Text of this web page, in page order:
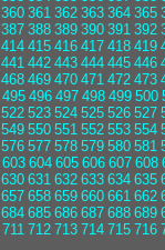
360 361 362 363 364 365
387 388 389 390 391 392
414 415 416 417 418 419
441 442 443 444 445 446
468 469 470 471 472 473
495 496 497 498 499 500
522 523 524 525 526 527
549 550 551 552 553 554
576 577 578 579 580 581
603 604 605 606 607 608
630 631 632 633 634 635
657 658 659 660 661 662
684 685 686 687 688 689
711 712 713 714 715 716